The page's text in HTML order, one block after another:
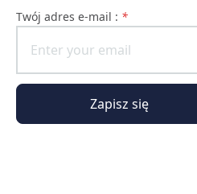
Twój adres e-mail : *
Zapisz się